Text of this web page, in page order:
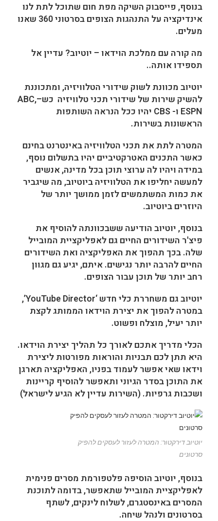
בנוסף, פייסבוק השיקה מפת חום שתוכל לתת לנו
אינדיקציה על התנהגות הצופים בסרטוני 360 שאנו
מעלים.
מה קורה עם ממלכת הוידאו – יוטיוב? עדיין אל
תספידו אותה..
יוטיוב מכוונת לשוק שידורי הטלוויזיה, ומתכוננת
להשיק שירות של שידורי תכני טלוויזיה כש–ABC,
ESPN ו- CBS יהיו ככל הנראה השותפות
הראשונות בשירות.
המטרה לתת את תכני הטלוויזיה באינטרנט בחינם
כאשר התכנים האטרקטיביים יהיו בתשלום נוסף,
במידה ויהיו לה ערוצי תוכן בכל מדינה, אנשים
למעשה יחליפו את הטלוויזיה ביוטיוב, מה שיגביר
את כמות המשתמשים לזמן ממושך יותר של
היוזרים ביוטיוב.
בנוסף, יוטיוב הודיעה ששבכוונתה להוסיף את
פיצ'ר השידורים החיים גם לאפליקציית המובייל
שלה. בכך תהפוך את האפליקציה ואת השידורים
החיים להרבה יותר נגישים. איתם, יגיע גם מגוון
רחב יותר של תוכן עבור הצופים.
יוטיוב גם משחררת כלי חדש ‘YouTube Director’,
במטרה להפוך את יצירת הוידאו הממותג לקצת
יותר יעיל, מוצלח ופשוט.
הכלי מדריך אתכם לאורך כל תהליך יצירת הוידאו.
היא תתן לכם תבניות והוראות מפורטות ליצירת
וידאו שאי אפשר לעמוד בפניו, האפליקציה תארגן
את התוכן בסדר הגיוני ותאפשר להוסיף קריינות
ושכבות גרפיות. (השירות עדיין לא הגיע לישראל)
יוטיוב דירקטור: המטרה לעזור לעסקים להפיק
סרטונים
בנוסף, יוטיוב הוסיפה פלטפורמת מסרים פנימית
לאפליקציית המובייל שתאפשר, בדומה לתוכנת
המסרים באינסטגרם, לשלוח לינקים, לשתף
בסרטונים ולנהל שיחה.